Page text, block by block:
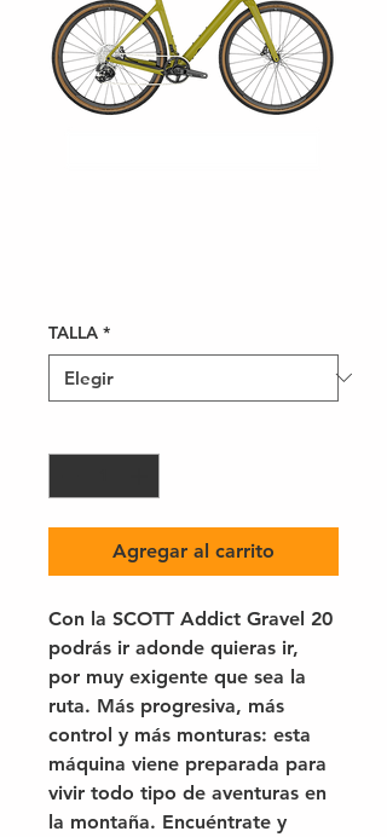
TALLA *
Agregar al carrito
Con la SCOTT Addict Gravel 20
podrás ir adonde quieras ir,
por muy exigente que sea la
ruta. Más progresiva, más
control y más monturas: esta
máquina viene preparada para
vivir todo tipo de aventuras en
la montaña. Encuéntrate y